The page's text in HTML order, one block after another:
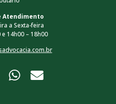
Atendimento
a Sexta-feira
14h00 – 18h00